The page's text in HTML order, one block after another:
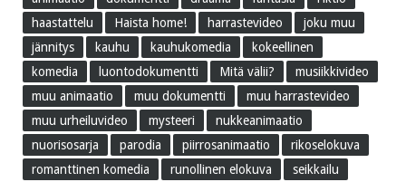
haastattelu
Haista home! harrastevideo
joku muu
jännitys
kauhu kauhukomedia
kokeellinen
komedia
luontodokumentti Mitä välii?
musiikkivideo
muu animaatio
muu dokumentti
muu harrastevideo
muu urheiluvideo
mysteeri
nukkeanimaatio
nuorisosarja
parodia piirrosanimaatio
rikoselokuva
romanttinen komedia
runollinen elokuva
seikkailu